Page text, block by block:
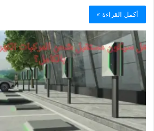
أكمل القراءة »